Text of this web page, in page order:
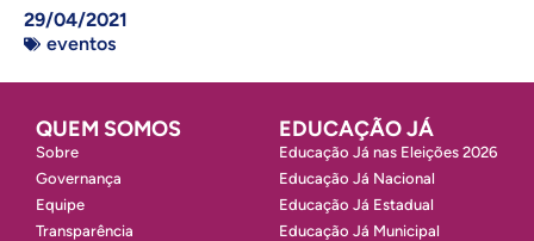
29/04/2021
eventos
QUEM SOMOS
Sobre
Governança
Equipe
Transparência
EDUCAÇÃO JÁ
Educação Já nas Eleições 2026
Educação Já Nacional
Educação Já Estadual
Educação Já Municipal